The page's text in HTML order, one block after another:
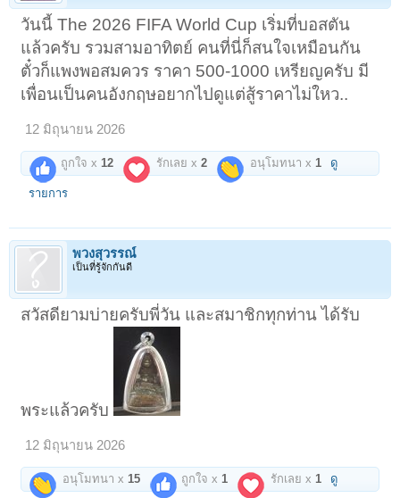
วันนี้ The 2026 FIFA World Cup เริ่มที่บอสตัน
แล้วครับ รวมสามอาทิตย์ คนที่นี่ก็สนใจเหมือนกัน
ตั๋วก็แพงพอสมควร ราคา 500-1000 เหรียญครับ มี
เพื่อนเป็นคนอังกฤษอยากไปดูแต่สู้ราคาไม่ใหว..
12 มิถุนายน 2026
ถูกใจ x 12 รักเลย x2 อนุโมทนา x 1 ดู
รายการ
พวงสุวรรณ์
เป็นที่รู้จักกันดี
สวัสดียามบ่ายครับพี่วัน และสมาชิกทุกท่าน ได้รับ
พระแล้วครับ
12 มิถุนายน 2026
อนุโมทนา x 15 ถูกใจ x 1 รักเลย x 1 ดู